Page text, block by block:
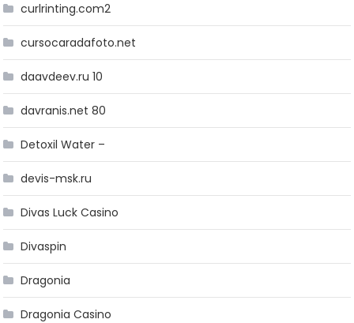
curlrinting.com2
cursocaradafoto.net
daavdeev.ru 10
davranis.net 80
Detoxil Water –
devis-msk.ru
Divas Luck Casino
Divaspin
Dragonia
Dragonia Casino